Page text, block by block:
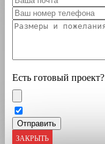
Есть готовый проект?
ЗАКРЫТЬ